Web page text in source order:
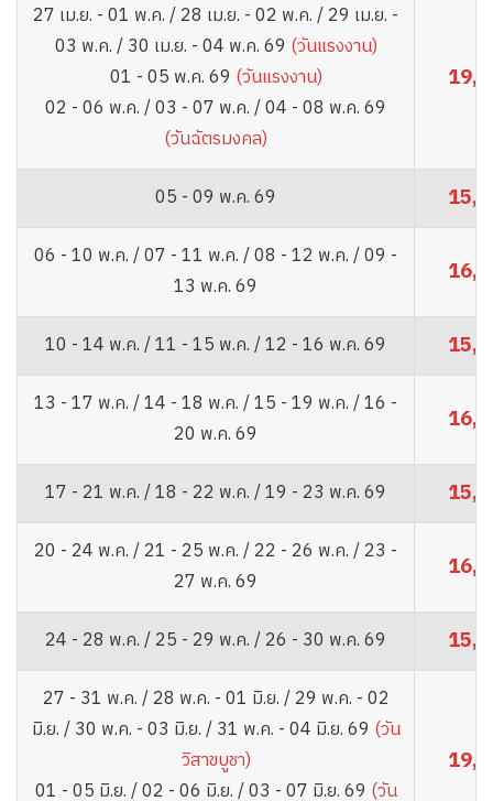
27 เม.ย. - 01 พ.ค. / 28 เม.ย. - 02 พ.ค. / 29 เม.ย. -
03 พ.ค. / 30 เม.ย. - 04 พ.ค. 69 (วันแรงงาน)
01 - 05 พ.ค. 69 (วันแรงงาน)
02 - 06 พ.ค. / 03 - 07 พ.ค. / 04 - 08 พ.ค. 69
(วันฉัตรมงคล)
05 - 09 พ.ค. 69
06 - 10 พ.ค. / 07 - 11 พ.ค. / 08 - 12 พ.ค. / 09 -
13 พ.ค. 69
10 - 14 พ.ค. / 11 - 15 พ.ค. / 12 - 16 พ.ค. 69
13 - 17 พ.ค. / 14 - 18 พ.ค. / 15 - 19 พ.ค. / 16 -
20 พ.ค. 69
17 - 21 พ.ค. / 18 - 22 พ.ค. / 19 - 23 พ.ค. 69
20 - 24 พ.ค. / 21 - 25 พ.ค. / 22 - 26 พ.ค. / 23 -
27 พ.ค. 69
24 - 28 พ.ค. / 25 - 29 พ.ค. / 26 - 30 พ.ค. 69
27 - 31 พ.ค. / 28 พ.ค. - 01 มิ.ย. / 29 พ.ค. - 02
มิ.ย. / 30 พ.ค. - 03 มิ.ย. / 31 พ.ค. - 04 มิ.ย. 69 (วัน
วิสาขบูชา)
01 - 05 มิ.ย. / 02 - 06 มิ.ย. / 03 - 07 มิ.ย. 69 (วัน